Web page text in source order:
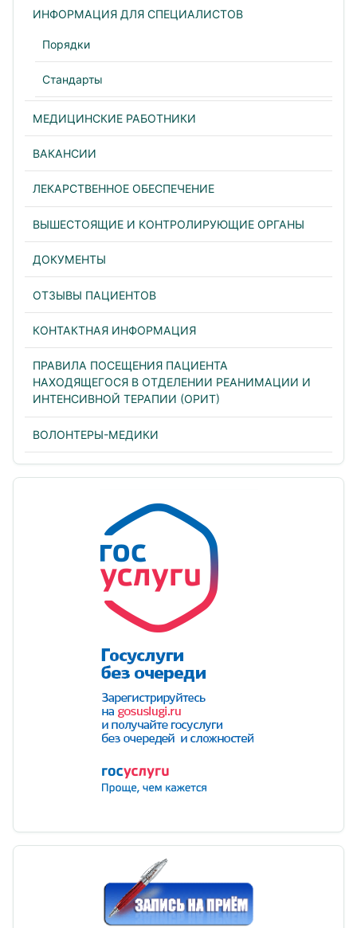
ИНФОРМАЦИЯ ДЛЯ СПЕЦИАЛИСТОВ
Порядки
Стандарты
МЕДИЦИНСКИЕ РАБОТНИКИ
ВАКАНСИИ
ЛЕКАРСТВЕННОЕ ОБЕСПЕЧЕНИЕ
ВЫШЕСТОЯЩИЕ И КОНТРОЛИРУЮЩИЕ ОРГАНЫ
ДОКУМЕНТЫ
ОТЗЫВЫ ПАЦИЕНТОВ
КОНТАКТНАЯ ИНФОРМАЦИЯ
ПРАВИЛА ПОСЕЩЕНИЯ ПАЦИЕНТА
НАХОДЯЩЕГОСЯ В ОТДЕЛЕНИИ РЕАНИМАЦИИ И
ИНТЕНСИВНОЙ ТЕРАПИИ (ОРИТ)
ВОЛОНТЕРЫ-МЕДИКИ